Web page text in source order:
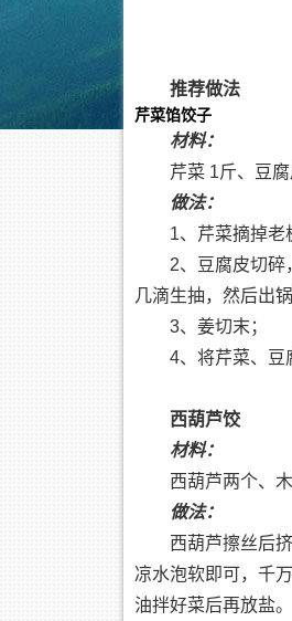
推荐做法
芹菜馅饺子
材料：
芹菜 1斤、豆
做法：
1、芹菜摘掉老
2、豆腐皮切碎
几滴生抽，然后出
3、姜切末；
4、将芹菜、豆
西葫芦饺
材料：
西葫芦两个、
做法：
西葫芦擦丝后
凉水泡软即可，千
油拌好菜后再放盐。